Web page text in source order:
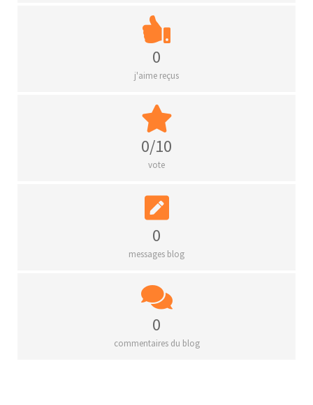
0
j'aime reçus
0/10
vote
0
messages blog
0
commentaires du blog